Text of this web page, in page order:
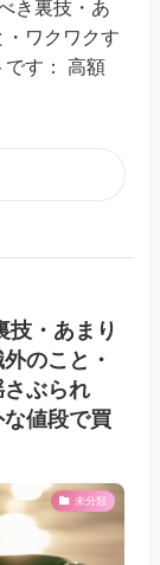
き裏技・あ
・ワクワクす
です： 高額
技・あまり
のこと・
ぶられ
値段で買
未分類